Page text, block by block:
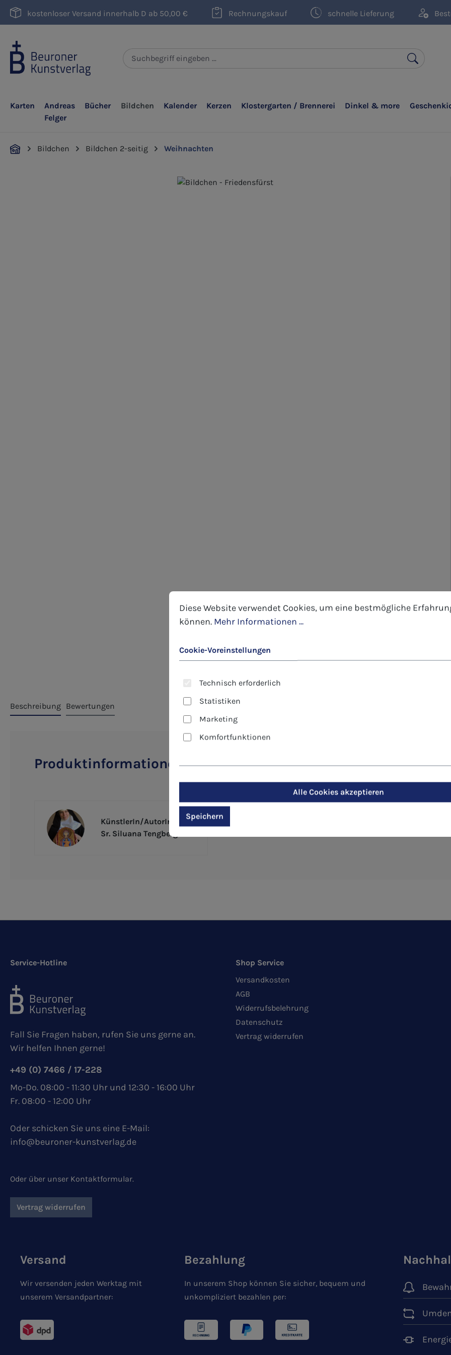
Hauptinhalt springen
Zur Suche springen
Zur Hauptnavigation springen
kostenloser Versand innerhalb D ab 50,00 € Rechnungskauf schnelle Lieferung
Karten
Andreas
Felger
Bücher Bildchen Kalender Kerzen Klostergarten / Brennerei Dinkel & more
Bildchen Bildchen 2-seitig Weihnachten
Beschreibung Bewertungen
Produktinformationen "Bildchen - Friedensfürst"
KünstlerIn/AutorIn
Sr. Siluana Tengberg OSB
Service-Hotline
Fall Sie Fragen haben, rufen Sie uns gerne an.
Wir helfen Ihnen gerne!
+49 (0) 7466 / 17-228
Mo-Do. 08:00 - 11:30 Uhr und 12:30 - 16:00 Uhr
Fr. 08:00 - 12:00 Uhr
Oder schicken Sie uns eine E-Mail:
info@beuroner-kunstverlag.de
Oder über unser Kontaktformular.
Vertrag widerrufen
Shop Service
Versandkosten
AGB
Widerrufsbelehrung
Datenschutz
Vertrag widerrufen
Versand
Wir versenden jeden Werktag mit
unserem Versandpartner:
Bezahlung
In unserem Shop können Sie sicher, bequem und
unkompliziert bezahlen per:
Cookie-Voreinstellungen
Diese Website verwendet Cookies, um eine bestmögliche Erfahrung
Diese Website verwendet Cookies, um eine bestmögliche
können. Mehr Informationen ...
Cookie-Voreinstellungen
Technisch erforderlich
Statistiken
Marketing
Komfortfunktionen
Alle Cookies akzeptieren
Speichern